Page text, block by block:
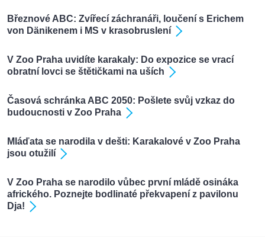
Březnové ABC: Zvířecí záchranáři, loučení s Erichem
von Dänikenem i MS v krasobruslení
V Zoo Praha uvidíte karakaly: Do expozice se vrací
obratní lovci se štětičkami na uších
Časová schránka ABC 2050: Pošlete svůj vzkaz do
budoucnosti v Zoo Praha
Mláďata se narodila v dešti: Karakalové v Zoo Praha
jsou otužilí
V Zoo Praha se narodilo vůbec první mládě osináka
afrického. Poznejte bodlinaté překvapení z pavilonu
Dja!